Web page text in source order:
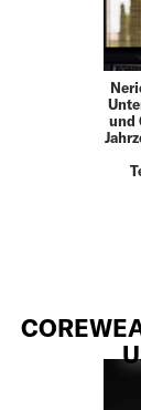
und